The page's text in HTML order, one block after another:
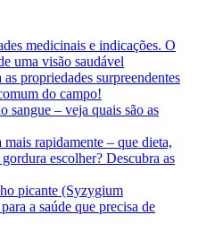
medicinais e indicações. O
uma visão saudável
propriedades surpreendentes
do campo!
sangue – veja quais são as
rapidamente – que dieta,
escolher? Descubra as
picante (Syzygium
a saúde que precisa de